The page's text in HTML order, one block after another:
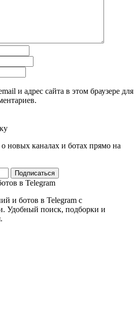
и адрес сайта в этом браузере для
новых каналах и ботаx прямо на
Подписаться
в Telegram
и ботов в Telegram с
Удобный поиск, подборки и